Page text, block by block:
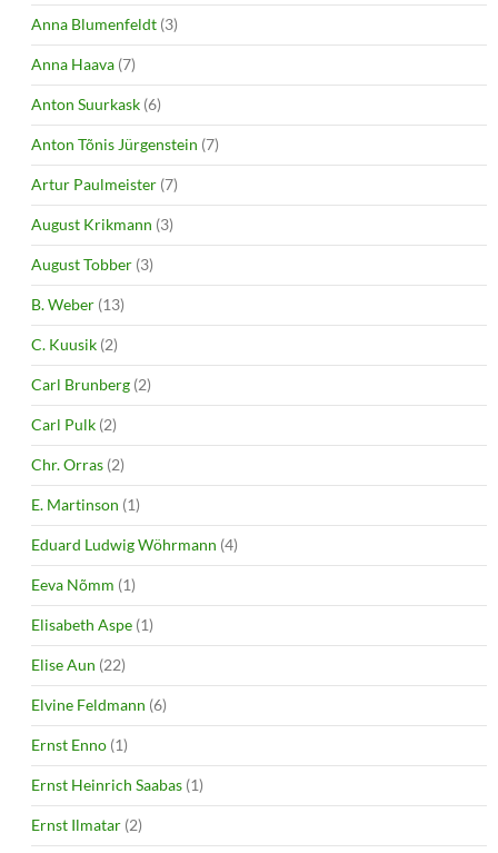
Anna Blumenfeldt (3)
Anna Haava (7)
Anton Suurkask (6)
Anton Tõnis Jürgenstein (7)
Artur Paulmeister (7)
August Krikmann (3)
August Tobber (3)
B. Weber (13)
C. Kuusik (2)
Carl Brunberg (2)
Carl Pulk (2)
Chr. Orras (2)
E. Martinson (1)
Eduard Ludwig Wöhrmann (4)
Eeva Nõmm (1)
Elisabeth Aspe (1)
Elise Aun (22)
Elvine Feldmann (6)
Ernst Enno (1)
Ernst Heinrich Saabas (1)
Ernst Ilmatar (2)